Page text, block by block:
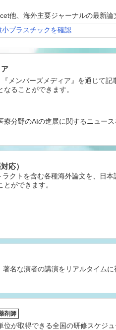
他、海外主要ジャーナルの最新論
プラスチックを確認
メンバーズメディア』を通じて記
ることができます。
療分野のAIの進展に関するニュー
応）
クトを含む各種海外論文を、日本
ができます。
著名な演者の講演をリアルタイム
剤師
位が取得できる全国の研修スケジ